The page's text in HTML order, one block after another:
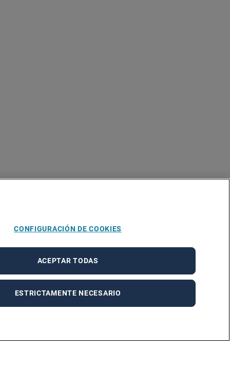
CONFIGURACIÓN DE COOKIES
ESTRICTAMENTE NECESARIO
ACEPTAR TODAS